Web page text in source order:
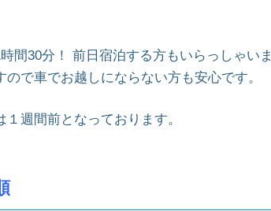
間30分！ 前日宿泊する方もいらっしゃいま
で車でお越しにならない方も安心です。
週間前となっております。